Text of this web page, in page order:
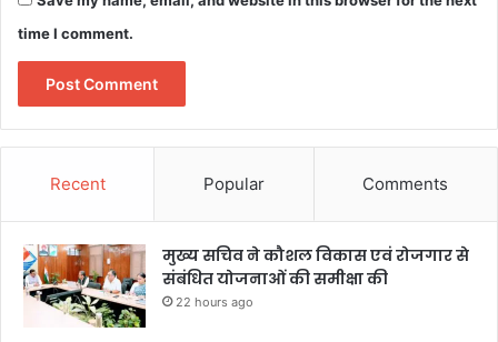
time I comment.
Recent Popular Comments
मुख्य सचिव ने कौशल विकास एवं रोजगार से
संबंधित योजनाओं की समीक्षा की
22 hours ago